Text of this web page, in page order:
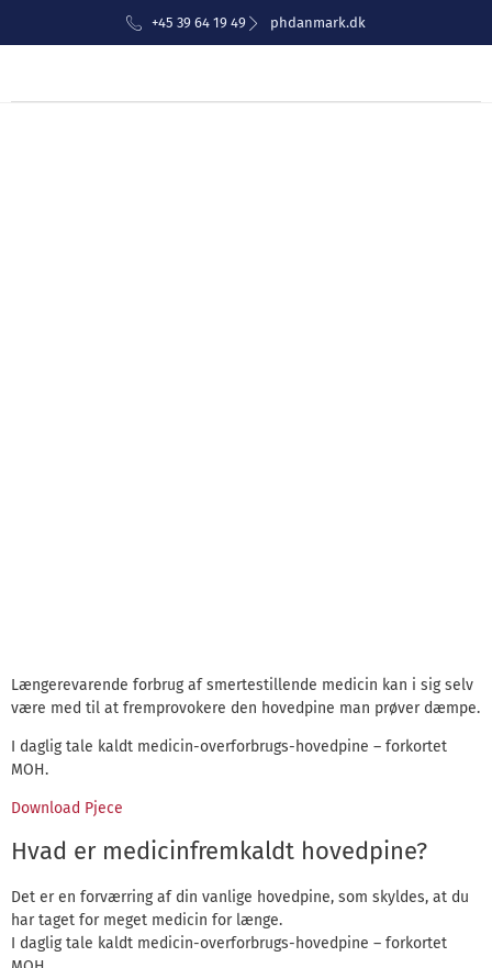
+45 39 64 19 49 phdanmark.dk
Længerevarende forbrug af smertestillende medicin kan i sig selv
være med til at fremprovokere den hovedpine man prøver dæmpe.
I daglig tale kaldt medicin-overforbrugs-hovedpine – forkortet
MOH.
Download Pjece
Hvad er medicinfremkaldt hovedpine?
Det er en forværring af din vanlige hovedpine, som skyldes, at du
har taget for meget medicin for længe.
I daglig tale kaldt medicin-overforbrugs-hovedpine – forkortet